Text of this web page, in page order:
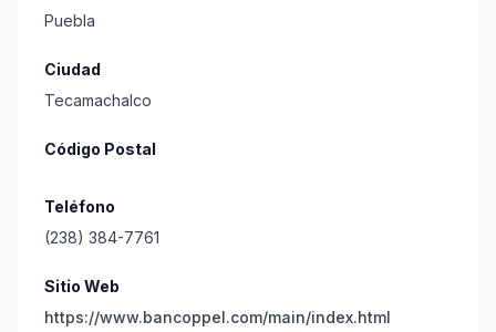
Puebla
Ciudad
Tecamachalco
Código Postal
Teléfono
(238) 384-7761
Sitio Web
https://www.bancoppel.com/main/index.html